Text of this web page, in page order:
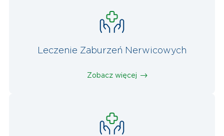
Leczenie Zaburzeń Nerwicowych
Zobacz więcej